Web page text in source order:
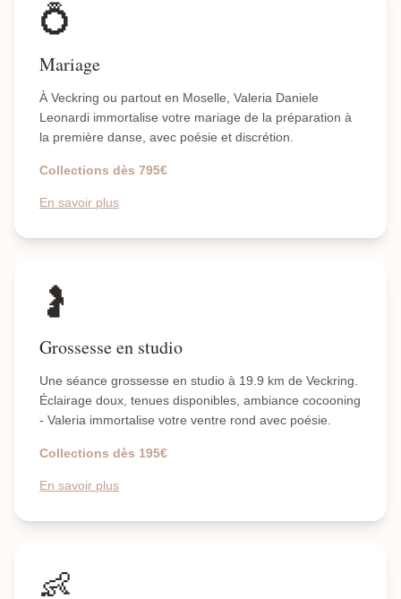
💍
Mariage
À Veckring ou partout en Moselle, Valeria Daniele
Leonardi immortalise votre mariage de la préparation à
la première danse, avec poésie et discrétion.
Collections dès 795€
En savoir plus
🤰
Grossesse en studio
Une séance grossesse en studio à 19.9 km de Veckring.
Éclairage doux, tenues disponibles, ambiance cocooning
- Valeria immortalise votre ventre rond avec poésie.
Collections dès 195€
En savoir plus
👶